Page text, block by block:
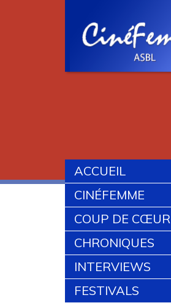
ACCUEIL
CINÉFEMME
COUP DE CŒUR
CHRONIQUES
INTERVIEWS
FESTIVALS